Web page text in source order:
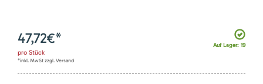
Auf Lager: 19
47,72€*
pro Stück
*inkl. MwSt zzgl. Versand